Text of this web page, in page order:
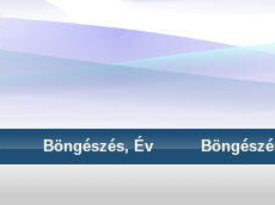
Böngészés, Év